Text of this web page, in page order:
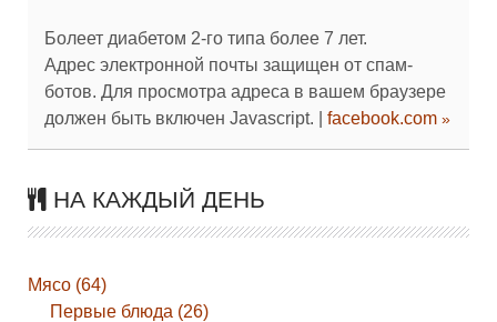
Болеет диабетом 2-го типа более 7 лет.
Адрес электронной почты защищен от спам-
ботов. Для просмотра адреса в вашем браузере
должен быть включен Javascript.
facebook.com
НА КАЖДЫЙ ДЕНЬ
Мясо (64)
Первые блюда (26)